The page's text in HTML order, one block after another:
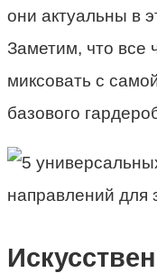
они актуальны в
Заметим, что все
миксовать с
базового